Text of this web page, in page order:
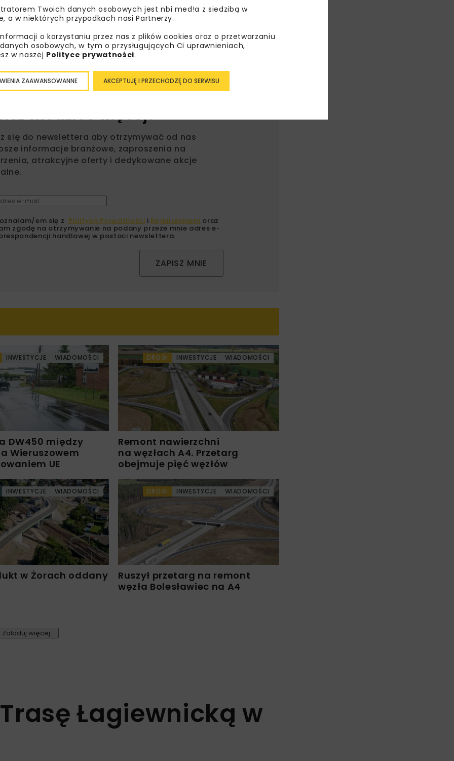
Leca®
wiedzieć więcej?
się do newslettera aby otrzymywać od nas
informacje branżowe, zaproszenia na
atrakcyjne oferty i dedykowane akcje
em się z Polityką Prywatności i Regulaminem oraz
zgodę na otrzymywanie na podany przeze mnie adres e-
handlowej w postaci newslettera.
ZAPISZ MNIE
INWESTYCJE WIADOMOŚCI
DW450 między
Wieruszowem
UE
DROGI INWESTYCJE WIADOMOŚCI
Remont nawierzchni
na węzłach A4. Przetarg
obejmuje pięć węzłów
INWESTYCJE WIADOMOŚCI
w Żorach oddany
DROGI INWESTYCJE WIADOMOŚCI
Ruszył przetarg na remont
węzła Bolesławiec na A4
Załaduj więcej...
Łagiewnicką w
Twoich danych osobowych jest nbi med!a z siedzibą w
a w niektórych przypadkach nasi Partnerzy.
o korzystaniu przez nas z plików cookies oraz o przetwarzaniu
osobowych, w tym o przysługujących Ci uprawnieniach,
w naszej Polityce prywatności.
AKCEPTUJĘ I PRZECHODZĘ DO SERWISU
ZAAWANSOWANNE